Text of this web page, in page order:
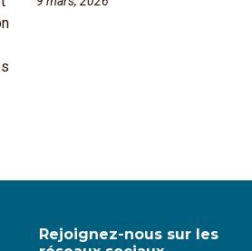
Rejoignez-nous sur les